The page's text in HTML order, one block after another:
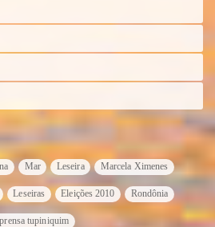
Mar Leseira Marcela Ximenes
Leseiras Eleições 2010 Rondônia
tupiniquim